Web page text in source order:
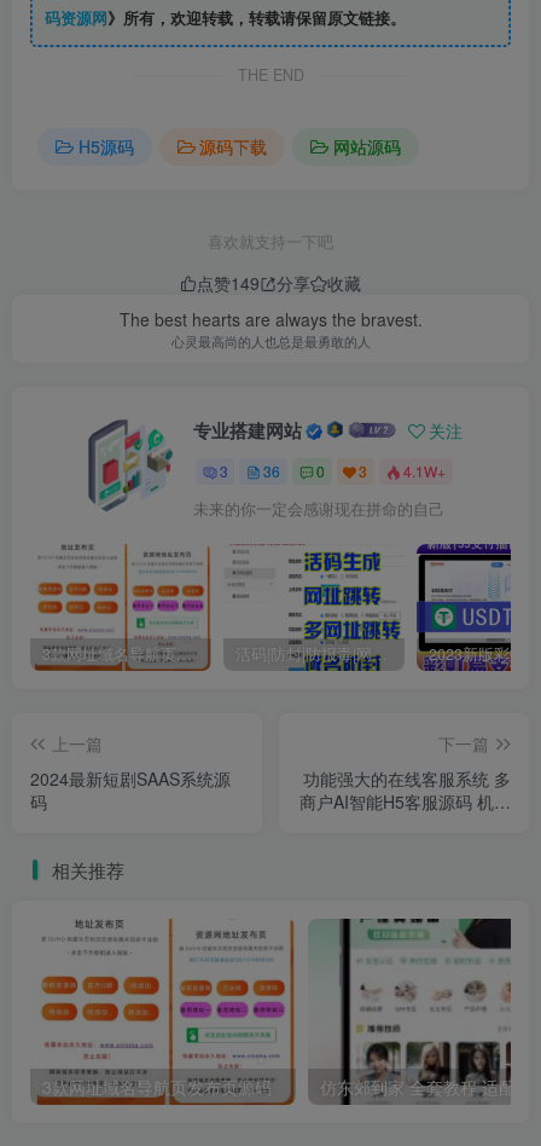
码资源网》所有，欢迎转载，转载请保留原文链接。
THE END
H5源码 源码下载 网站源码
喜欢就支持一下吧
点赞149 分享
收藏
The best hearts are always the bravest.
心灵最高尚的人也总是最勇敢的人
专业搭建网站 关注
3 36 0 3 4.1W+
未来的你一定会感谢现在拼命的自己
3款网址域名导航页发布页源码 活码|防封|防报毒|网址跳转|多网址跳转|活码生成
上一篇
2024最新短剧SAAS系统源
码
下一篇
功能强大的在线客服系统 多
商户AI智能H5客服源码 机器
相关推荐
3款网址域名导航页发布页源码